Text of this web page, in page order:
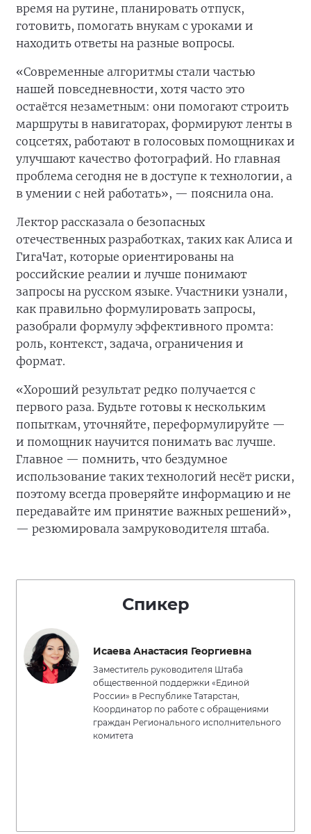
время на рутине, планировать отпуск,
готовить, помогать внукам с уроками и
находить ответы на разные вопросы.
«Современные алгоритмы стали частью
нашей повседневности, хотя часто это
остаётся незаметным: они помогают строить
маршруты в навигаторах, формируют ленты в
соцсетях, работают в голосовых помощниках и
улучшают качество фотографий. Но главная
проблема сегодня не в доступе к технологии, а
в умении с ней работать», — пояснила она.
Лектор рассказала о безопасных
отечественных разработках, таких как Алиса и
ГигаЧат, которые ориентированы на
российские реалии и лучше понимают
запросы на русском языке. Участники узнали,
как правильно формулировать запросы,
разобрали формулу эффективного промта:
роль, контекст, задача, ограничения и
формат.
«Хороший результат редко получается с
первого раза. Будьте готовы к нескольким
попыткам, уточняйте, переформулируйте —
и помощник научится понимать вас лучше.
Главное — помнить, что бездумное
использование таких технологий несёт риски,
поэтому всегда проверяйте информацию и не
передавайте им принятие важных решений»,
— резюмировала замруководителя штаба.
Спикер
Исаева Анастасия Георгиевна
Заместитель руководителя Штаба
общественной поддержки «Единой
России» в Республике Татарстан,
Координатор по работе с обращениями
граждан Регионального исполнительного
комитета